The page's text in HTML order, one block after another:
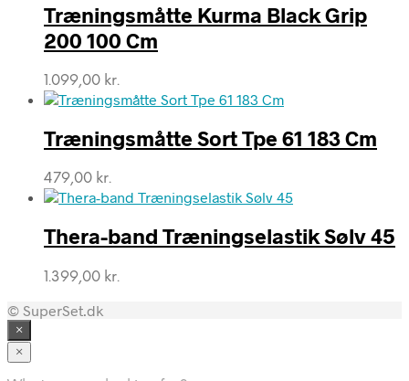
Træningsmåtte Kurma Black Grip
200 100 Cm
1.099,00 kr.
Træningsmåtte Sort Tpe 61 183 Cm
479,00 kr.
Thera-band Træningselastik Sølv 45
1.399,00 kr.
© SuperSet.dk
×
×